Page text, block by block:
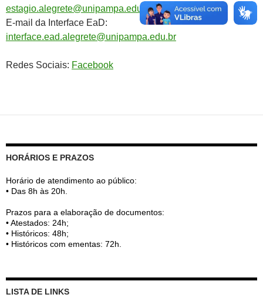
estagio.alegrete@unipampa.edu.br
E-mail da Interface EaD:
interface.ead.alegrete@unipampa.edu.br
Redes Sociais: Facebook
HORÁRIOS E PRAZOS
Horário de atendimento ao público:
• Das 8h às 20h.
Prazos para a elaboração de documentos:
• Atestados: 24h;
• Históricos: 48h;
• Históricos com ementas: 72h.
LISTA DE LINKS